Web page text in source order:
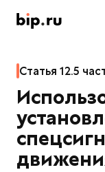
Статья 12.5